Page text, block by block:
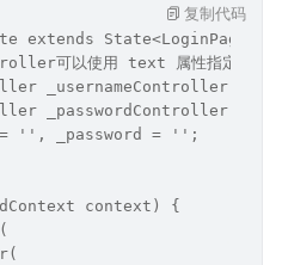
extends State<LoginPage> {
可以使用 text 属性指定初始
_usernameController =
_passwordController =
'', _password = '';
context) {
复制代码